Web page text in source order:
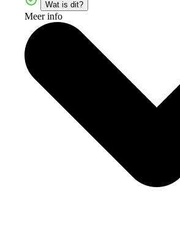
Wat is dit?
Meer info